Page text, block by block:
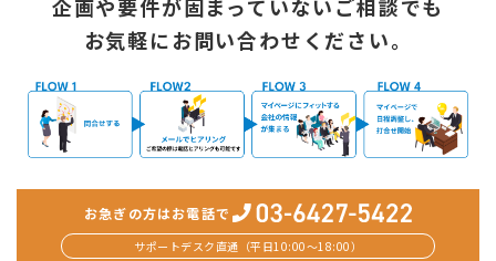
企画や要件が固まっていないご相談でも
お気軽にお問い合わせください。
お急ぎの方はお電話で
サポートデスク直通（平日10:00〜18:00）